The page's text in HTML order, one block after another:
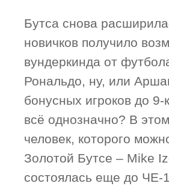
Бутса снова
новичков получило
вундеркинда от
Рональдо, ну, или
бонусных игроков до
всё однозначно? В
человек, которого
Золотой Бутсе – Mike
состоялась еще до ЧЕ-